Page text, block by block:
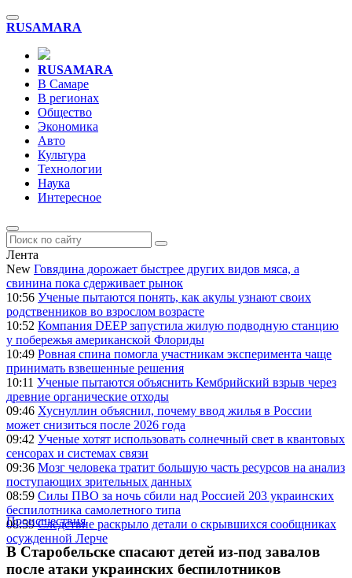
RUSAMARA
RUSAMARA
В Самаре
В регионах
Общество
Экономика
Авто
Культура
Технологии
Наука
Интересное
Лента
New Говядина дорожает быстрее других видов мяса, а
свинина пока сдерживает рынок
10:56 Ученые пытаются понять, как акулы узнают своих
родственников во взрослом возрасте
10:52 Компания DEEP запустила жилую подводную станцию
у побережья американской Флориды
10:49 Ровная спина помогла участникам эксперимента чаще
принимать взвешенные решения
10:11 Ученые пытаются объяснить Кембрийский взрыв через
древние органические отходы
09:46 Хуснуллин объяснил, почему ввод жилья в России
может снизиться после 2026 года
09:42 Ученые хотят использовать солнечный свет в квантовых
сенсорах и системах связи
09:36 Мозг человека тратит большую часть ресурсов на анализ
поступающих зрительных данных
08:59 Силы ПВО за ночь сбили над Россией 203 украинских
беспилотника самолетного типа
08:59 Следствие раскрыло детали о скрывшихся сообщниках
осужденной Лерче
Происшествия
В Старобельске спасают детей из-под завалов
после атаки украинских беспилотников